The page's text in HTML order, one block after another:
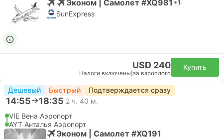
Эконом | Самолет #XQ981 +1
SunExpress
USD 240
Налоги включены за взрослого
Купить
Дешевый Быстрый Подтверждается сразу
14:55 18:35 2 ч. 40 м.
VIE Вена Аэропорт
AYT Анталья Аэропорт
Эконом | Самолет #XQ191